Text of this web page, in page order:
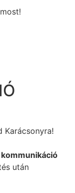
Karácsonyra!
után